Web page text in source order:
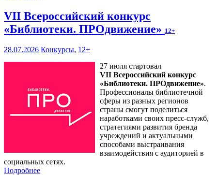
VII Всероссийский конкурс
«Библиотеки. ПРОдвижение» 12+
28.07.2026 Конкурсы, 12+
27 июля стартовал
VII Всероссийский конкурс
«Библиотеки. ПРОдвижение».
Профессионалы библиотечной
сферы из разных регионов
страны смогут поделиться
наработками своих пресс-служб,
стратегиями развития бренда
учреждений и актуальными
способами выстраивания
взаимодействия с аудиторией в
социальных сетях.
Подробнее